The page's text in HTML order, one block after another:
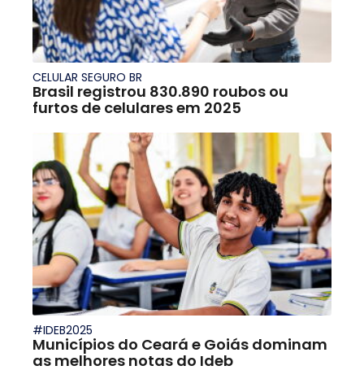
CELULAR SEGURO BR
Brasil registrou 830.890 roubos ou
furtos de celulares em 2025
#IDEB2025
Municípios do Ceará e Goiás dominam
as melhores notas do Ideb